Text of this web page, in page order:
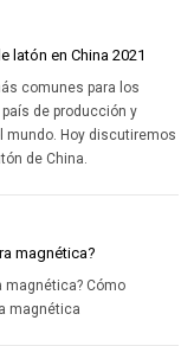
latón en China 2021
comunes para los
de producción y
mundo. Hoy discutiremos
de China.
magnética?
magnética? Cómo
magnética